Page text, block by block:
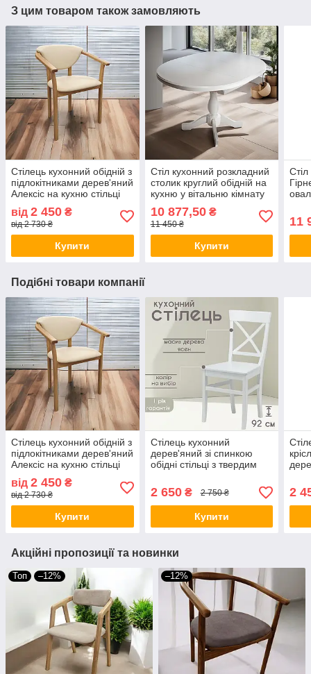
З цим товаром також замовляють
Стілець кухонний обідній з
підлокітниками дерев'яний
Алексіс на кухню стільці
ресторана
від 2 450 ₴
від 2 730 ₴
Купити
Стіл кухонний розкладний
столик круглий обідній на
кухню у вітальню кімнату
3 Д-94(129) см
10 877,50₴
11 450 ₴
Купити
11
Подібні товари компанії
Стілець кухонний обідній з
підлокітниками дерев'яний
Алексіс на кухню стільці
ресторана
від 2 450 ₴
від 2 730 ₴
Купити
Стілець кухонний
дерев'яний зі спинкою
обідні стільці з твердим
кафе Торіно різні кольори
2 650₴ 2 750 ₴
Купити
2
Акційні пропозиції та новинки
Топ –12% –12%